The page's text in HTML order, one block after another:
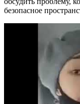
безопасное